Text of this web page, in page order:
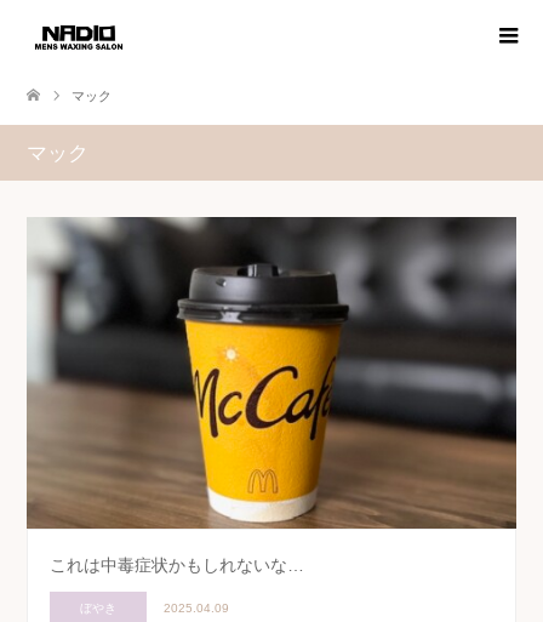
マック
マック
これは中毒症状かもしれないな…
ぼやき 2025.04.09